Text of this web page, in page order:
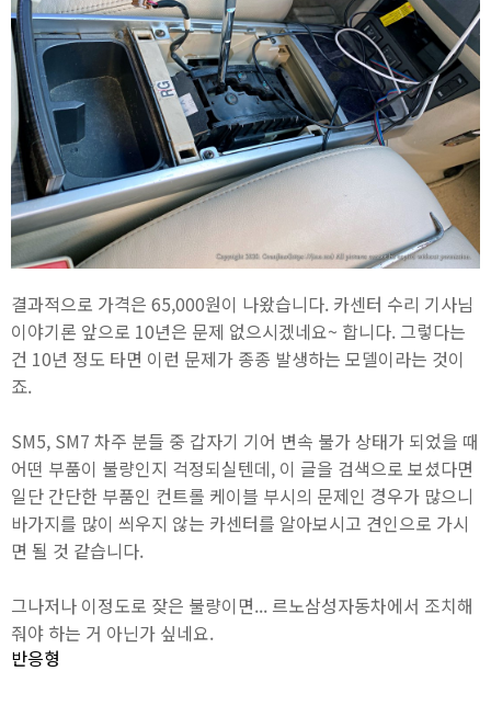
결과적으로 가격은 65,000원이 나왔습니다. 카센터 수리 기사님
이야기론 앞으로 10년은 문제 없으시겠네요~ 합니다. 그렇다는
건 10년 정도 타면 이런 문제가 종종 발생하는 모델이라는 것이
죠.
SM5, SM7 차주 분들 중 갑자기 기어 변속 불가 상태가 되었을 때
어떤 부품이 불량인지 걱정되실텐데, 이 글을 검색으로 보셨다면
일단 간단한 부품인 컨트롤 케이블 부시의 문제인 경우가 많으니
바가지를 많이 씌우지 않는 카센터를 알아보시고 견인으로 가시
면 될 것 같습니다.
그나저나 이정도로 잦은 불량이면... 르노삼성자동차에서 조치해
줘야 하는 거 아닌가 싶네요.
반응형